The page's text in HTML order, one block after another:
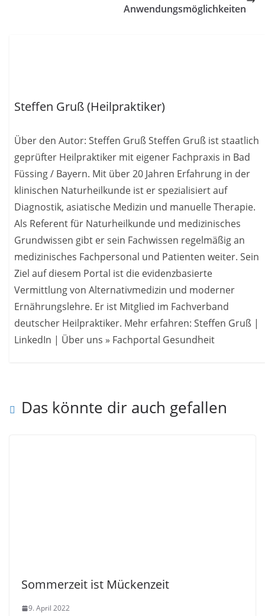
Anwendungsmöglichkeiten
Steffen Gruß (Heilpraktiker)
Über den Autor: Steffen Gruß Steffen Gruß ist staatlich
geprüfter Heilpraktiker mit eigener Fachpraxis in Bad
Füssing / Bayern. Mit über 20 Jahren Erfahrung in der
klinischen Naturheilkunde ist er spezialisiert auf
Diagnostik, asiatische Medizin und manuelle Therapie.
Als Referent für Naturheilkunde und medizinisches
Grundwissen gibt er sein Fachwissen regelmäßig an
medizinisches Fachpersonal und Patienten weiter. Sein
Ziel auf diesem Portal ist die evidenzbasierte
Vermittlung von Alternativmedizin und moderner
Ernährungslehre. Er ist Mitglied im Fachverband
deutscher Heilpraktiker. Mehr erfahren: Steffen Gruß |
LinkedIn | Über uns » Fachportal Gesundheit
Das könnte dir auch gefallen
Sommerzeit ist Mückenzeit
9. April 2022